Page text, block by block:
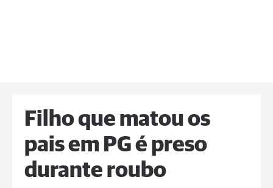
Filho que matou os
pais em PG é preso
durante roubo